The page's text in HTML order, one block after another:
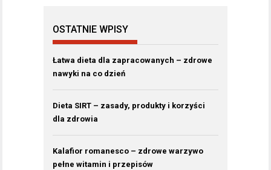
OSTATNIE WPISY
Łatwa dieta dla zapracowanych – zdrowe
nawyki na co dzień
Dieta SIRT – zasady, produkty i korzyści
dla zdrowia
Kalafior romanesco – zdrowe warzywo
pełne witamin i przepisów